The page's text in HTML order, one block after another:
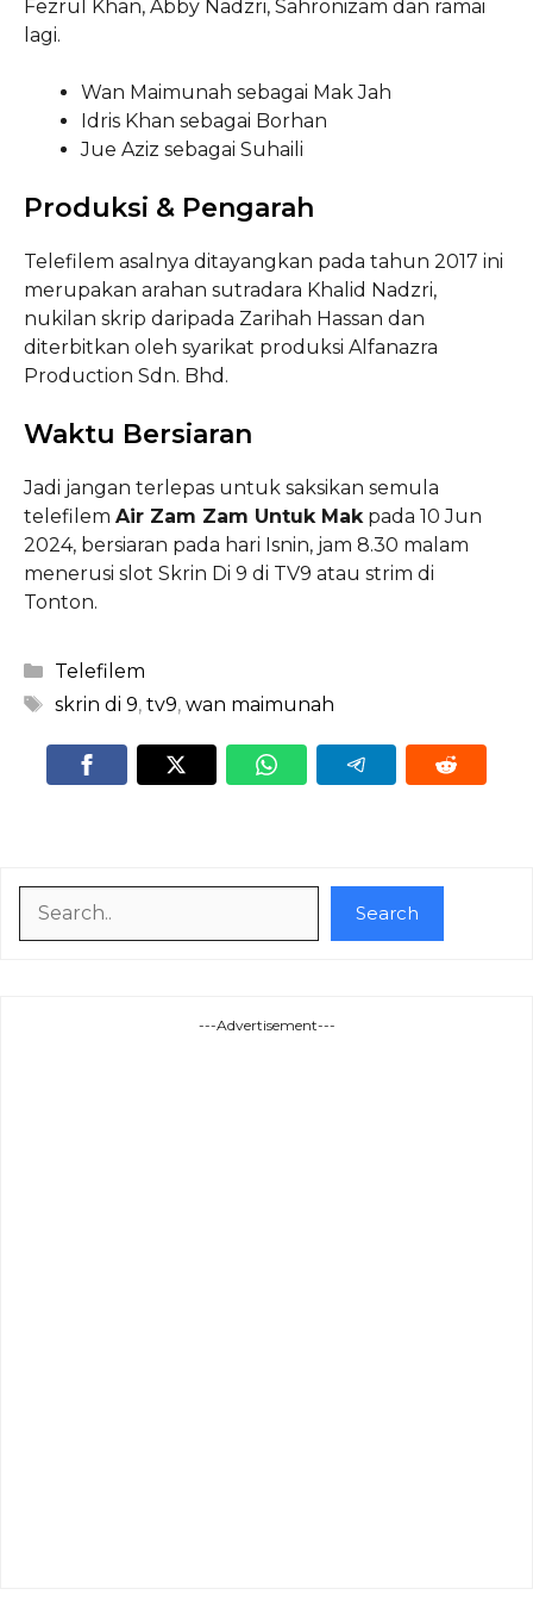
Fezrul Khan, Abby Nadzri, Sahronizam dan ramai
lagi.
Wan Maimunah sebagai Mak Jah
Idris Khan sebagai Borhan
Jue Aziz sebagai Suhaili
Produksi & Pengarah
Telefilem asalnya ditayangkan pada tahun 2017 ini
merupakan arahan sutradara Khalid Nadzri,
nukilan skrip daripada Zarihah Hassan dan
diterbitkan oleh syarikat produksi Alfanazra
Production Sdn. Bhd.
Waktu Bersiaran
Jadi jangan terlepas untuk saksikan semula
telefilem Air Zam Zam Untuk Makpada 10 Jun
2024, bersiaran pada hari Isnin, jam 8.30 malam
menerusi slot Skrin Di 9 di TV9 atau strim di
Tonton.
Categories
Telefilem
Tags
skrin di 9, tv9, wan maimunah
Search
---Advertisement---